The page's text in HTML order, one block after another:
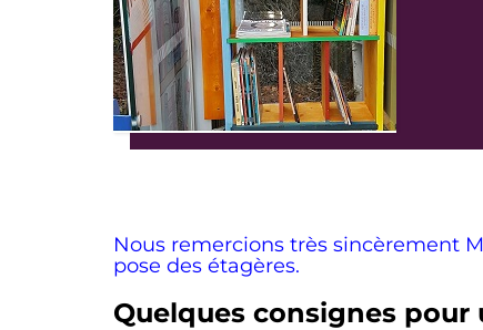
Nous remercions très sincèrement
pose des étagères.
Quelques consignes